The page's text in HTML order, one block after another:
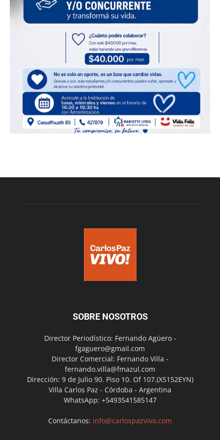
SOBRE NOSOTROS
Director Periodístico: Fernando Agüero -
fgaguero@gmail.com
Director Comercial: Fernando Villa -
fernando.villa@fmazul.com
Dirección: 9 de Julio 90. Piso 10. Of 107.(X5152EYN)
Villa Carlos Paz - Córdoba - Argentina
WhatsApp: +5493541585147
Contáctanos: info@carlospazvivo.com